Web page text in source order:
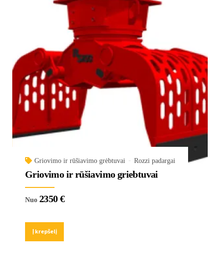
Griovimo ir rūšiavimo grėbtuvai Rozzi padargai
Griovimo ir rūšiavimo griebtuvai
Nuo 2350€
Į krepšelį